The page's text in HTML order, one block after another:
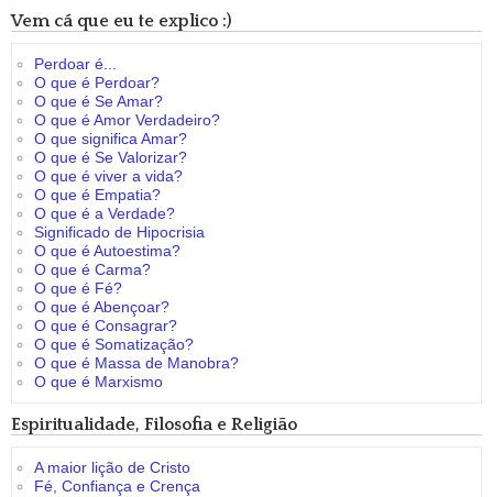
Vem cá que eu te explico :)
Perdoar é...
O que é Perdoar?
O que é Se Amar?
O que é Amor Verdadeiro?
O que significa Amar?
O que é Se Valorizar?
O que é viver a vida?
O que é Empatia?
O que é a Verdade?
Significado de Hipocrisia
O que é Autoestima?
O que é Carma?
O que é Fé?
O que é Abençoar?
O que é Consagrar?
O que é Somatização?
O que é Massa de Manobra?
O que é Marxismo
Espiritualidade, Filosofia e Religião
A maior lição de Cristo
Fé, Confiança e Crença